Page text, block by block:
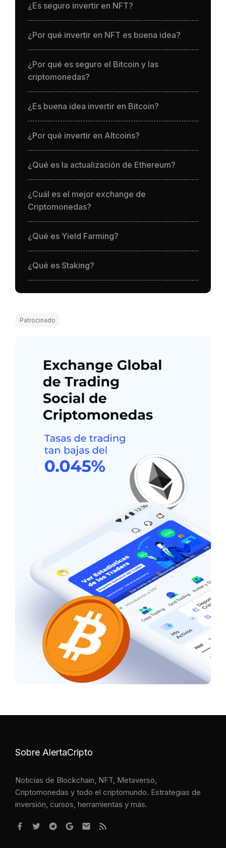
¿Es seguro invertir en NFT?
¿Por qué invertir en NFT es buena idea?
¿Por qué es seguro el Bitcoin y las
criptomonedas?
¿Es buena idea invertir en Bitcoin?
¿Por qué invertir en Altcoins?
¿Qué es la actualización de Ethereum?
¿Cuál es el mejor exchange de
Criptomonedas?
¿Qué es Yield Farming?
¿Qué es Staking?
Patrocinado
Sobre AlertaCripto
Noticias de Blockchain, NFT, Metaverso,
Criptomonedas y todo el criptomundo. Estrategias de
inversión, cursos, herramientas y más.